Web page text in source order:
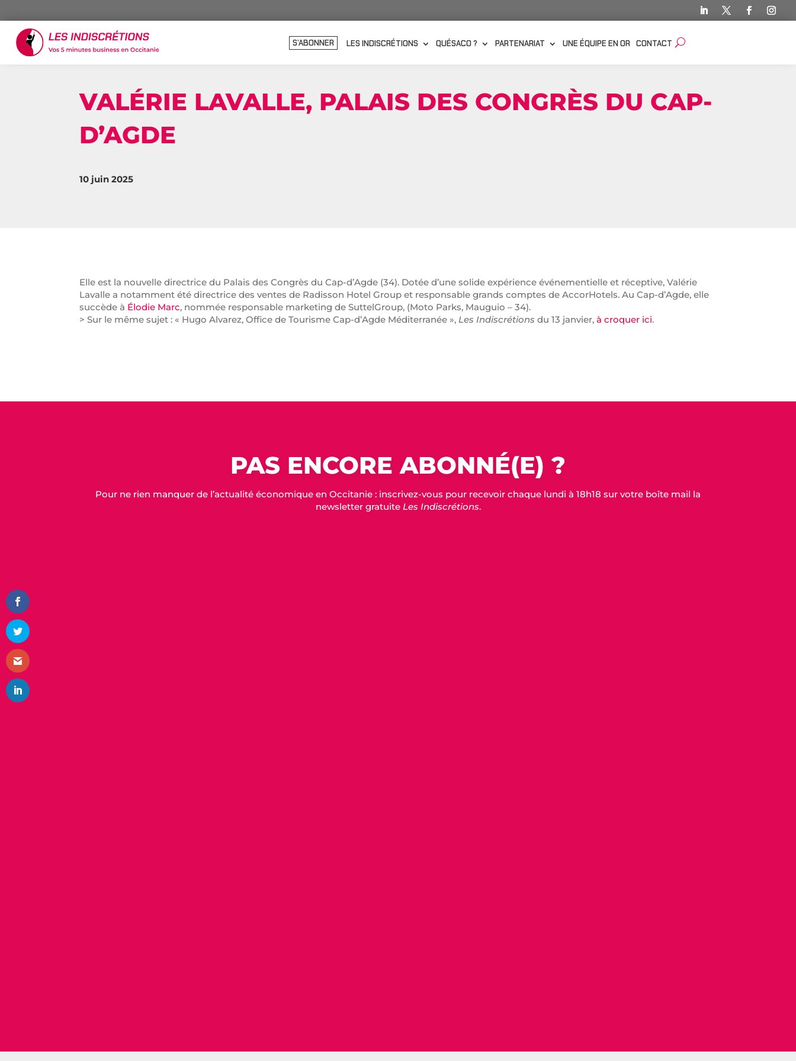
S’ABONNER LES INDISCRÉTIONS QUÉSACO ? PARTENARIAT UNE ÉQUIPE EN OR CONTACT
VALÉRIE LAVALLE, PALAIS DES CONGRÈS DU CAP-
D’AGDE
10 juin 2025
Elle est la nouvelle directrice du Palais des Congrès du Cap-d’Agde (34). Dotée d’une solide expérience événementielle et réceptive, Valérie
Lavalle a notamment été directrice des ventes de Radisson Hotel Group et responsable grands comptes de AccorHotels. Au Cap-d’Agde, elle
succède à Élodie Marc, nommée responsable marketing de SuttelGroup, (Moto Parks, Mauguio – 34).
> Sur le même sujet : « Hugo Alvarez, Office de Tourisme Cap-d’Agde Méditerranée », Les Indiscrétions du 13 janvier,à croquer ici.
PAS ENCORE ABONNÉ(E) ?
Pour ne rien manquer de l’actualité économique en Occitanie : inscrivez-vous pour recevoir chaque lundi à 18h18 sur votre boîte mail la
newsletter gratuite Les Indiscrétions.